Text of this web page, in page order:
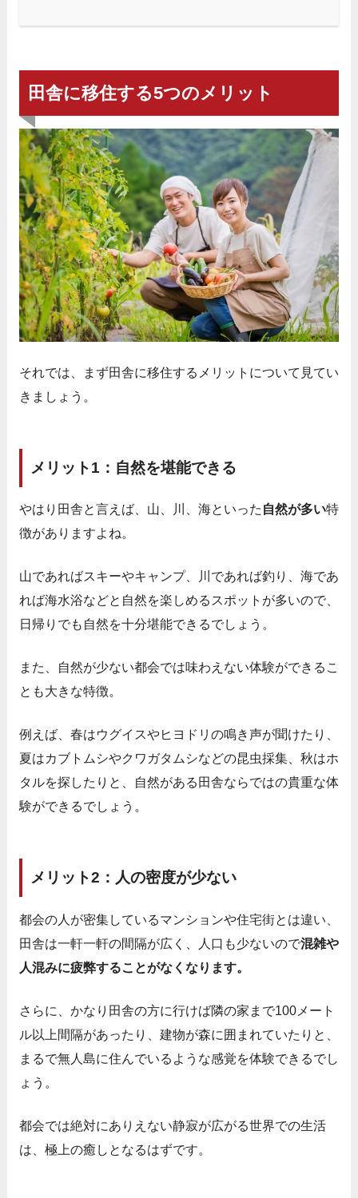
田舎に移住する5つのメリット
それでは、まず田舎に移住するメリットについて見てい
きましょう。
メリット1：自然を堪能できる
やはり田舎と言えば、山、川、海といった 自然が多い特
徴がありますよね。
山であればスキーやキャンプ、川であれば釣り、海であ
れば海水浴などと自然を楽しめるスポットが多いので、
日帰りでも自然を十分堪能できるでしょう。
また、自然が少ない都会では味わえない体験ができるこ
とも大きな特徴。
例えば、春はウグイスやヒヨドリの鳴き声が聞けたり、
夏はカブトムシやクワガタムシなどの昆虫採集、秋はホ
タルを探したりと、自然がある田舎ならではの貴重な体
験ができるでしょう。
メリット2：人の密度が少ない
都会の人が密集しているマンションや住宅街とは違い、
田舎は一軒一軒の間隔が広く、人口も少ないので混雑や
人混みに疲弊することがなくなります。
さらに、かなり田舎の方に行けば隣の家まで100メート
ル以上間隔があったり、建物が森に囲まれていたりと、
まるで無人島に住んでいるような感覚を体験できるでし
ょう。
都会では絶対にありえない静寂が広がる世界での生活
は、極上の癒しとなるはずです。